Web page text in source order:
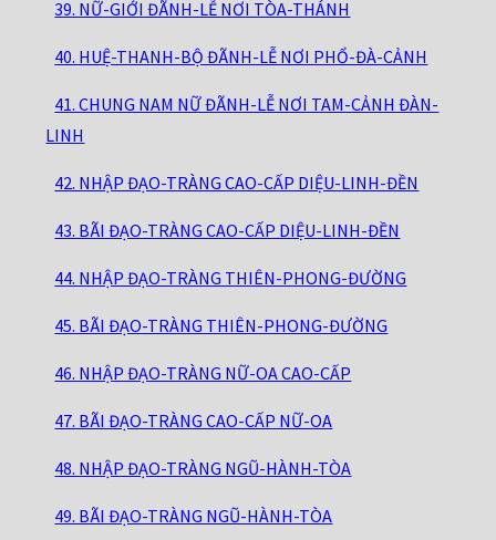
39. NỮ-GIỚI ĐÃNH-LỄ NƠI TÒA-THÁNH
40. HUỆ-THANH-BỘ ĐÃNH-LỄ NƠI PHỔ-ĐÀ-CẢNH
41. CHUNG NAM NỮ ĐÃNH-LỄ NƠI TAM-CẢNH ĐÀN-
LINH
42. NHẬP ĐẠO-TRÀNG CAO-CẤP DIỆU-LINH-ĐỀN
43. BÃI ĐẠO-TRÀNG CAO-CẤP DIỆU-LINH-ĐỀN
44. NHẬP ĐẠO-TRÀNG THIÊN-PHONG-ĐƯỜNG
45. BÃI ĐẠO-TRÀNG THIÊN-PHONG-ĐƯỜNG
46. NHẬP ĐẠO-TRÀNG NỮ-OA CAO-CẤP
47. BÃI ĐẠO-TRÀNG CAO-CẤP NỮ-OA
48. NHẬP ĐẠO-TRÀNG NGŨ-HÀNH-TÒA
49. BÃI ĐẠO-TRÀNG NGŨ-HÀNH-TÒA